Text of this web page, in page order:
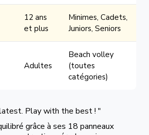
12 ans
et plus
Minimes, Cadets,
Juniors, Seniors
Adultes
Beach volley
(toutes
catégories)
Play with the best ! "
grâce à ses 18 panneaux